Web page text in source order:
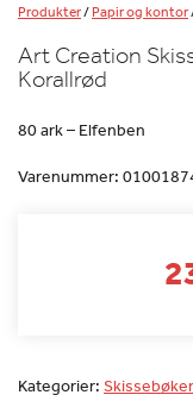
Produkter/Papir og kontor
Art Creation
Korallrød
80 ark – Elfenben
Varenummer:
Kategorier: Skissebøker